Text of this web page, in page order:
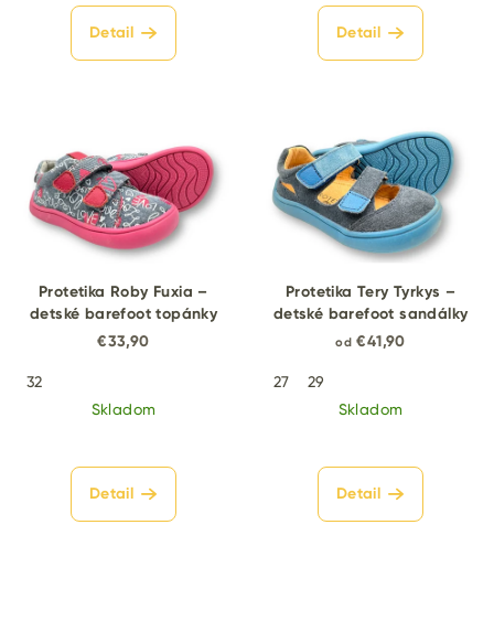
Detail Detail
Protetika Roby Fuxia –
detské barefoot topánky
€33,90
32
Skladom
Detail
Protetika Tery Tyrkys –
detské barefoot sandálky
od €41,90
27
29
Skladom
Detail